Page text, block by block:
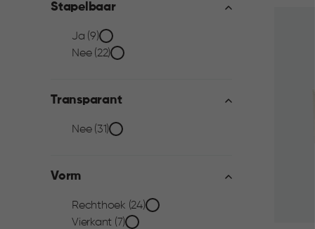
Stapelbaar
Stapelbaar
Ja (9)
Nee (22)
Transparant
Transparant
filter
Nee (31)
Vorm
Vorm
Rechthoek (24)
Vierkant (7)